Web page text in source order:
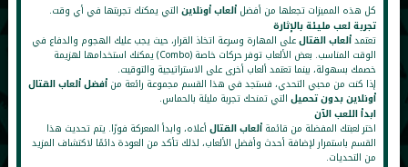
كل هذه المميزات تجعلها من أفضل ألعاب أونلاينالتي يمكنك تجربتها في أي وقت.
تجربة لعب مليئة بالإثارة
تعتمدألعاب القتالعلى المهارة وسرعة اتخاذ القرار، حيث يجب عليك الهجوم والدفاع في
الوقت المناسب. بعض الألعاب توفر حركات خاصة (Combo) يمكنك استخدامها لهزيمة
خصمك بسهولة، بينما تعتمد ألعاب أخرى على الاستراتيجية والتوقيت.
إذا كنت من محبي التحدي، فستجد في هذا القسم مجموعة رائعة من أفضل ألعاب القتال
أونلاين بدون تحميلالتي تمنحك تجربة مليئة بالحماس.
ابدأ اللعب الآن
اختر لعبتك المفضلة من قائمة ألعاب القتالأعلاه، وابدأ المعركة فورًا. يتم تحديث هذا
القسم باستمرار لإضافة أحدث وأفضل الألعاب، لذلك تأكد من العودة دائمًا لاكتشاف المزيد
من التحديات.